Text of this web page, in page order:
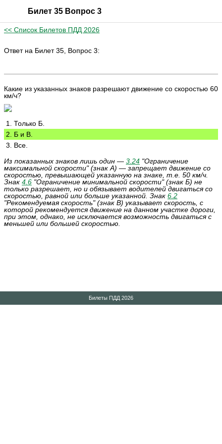
Билет 35 Вопрос 3
<< Список Билетов ПДД 2026
Ответ на Билет 35, Вопрос 3:
Какие из указанных знаков разрешают движение со скоростью 60
км/ч?
1. Только Б.
2. Б и В.
3. Все.
Из показанных знаков лишь один — 3.24 "Ограничение
максимальной скорости" (знак А) — запрещает движение со
скоростью, превышающей указанную на знаке, т.е. 50 км/ч.
Знак 4.6 "Ограничение минимальной скорости" (знак Б) не
только разрешает, но и обязывает водителей двигаться со
скоростью, равной или больше указанной. Знак 6.2
"Рекомендуемая скорость" (знак В) указывает скорость, с
которой рекомендуется движение на данном участке дороги,
при этом, однако, не исключается возможность двигаться с
меньшей или большей скоростью.
Билеты ПДД 2026